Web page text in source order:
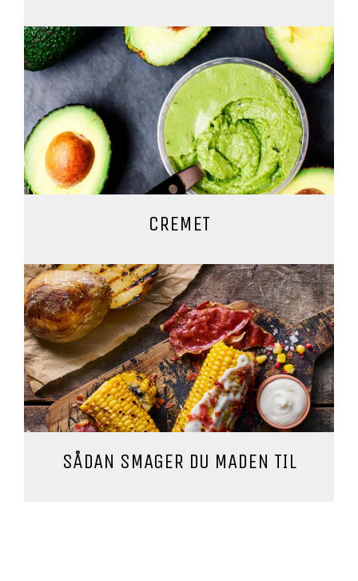
CREMET
SÅDAN SMAGER DU MADEN TIL